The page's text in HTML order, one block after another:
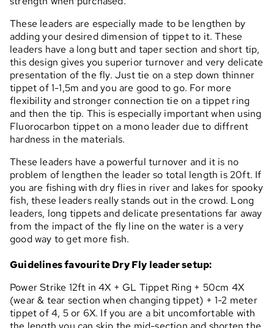
These leaders are especially made to be lengthen by
adding your desired dimension of tippet to it. These
leaders have a long butt and taper section and short tip,
this design gives you superior turnover and very delicate
presentation of the fly. Just tie on a step down thinner
tippet of 1-1,5m and you are good to go. For more
flexibility and stronger connection tie on a tippet ring
and then the tip. This is especially important when using
Fluorocarbon tippet on a mono leader due to diffrent
hardness in the materials.
These leaders have a powerful turnover and it is no
problem of lengthen the leader so total length is 20ft. If
you are fishing with dry flies in river and lakes for spooky
fish, these leaders really stands out in the crowd. Long
leaders, long tippets and delicate presentations far away
from the impact of the fly line on the water is a very
good way to get more fish.
Guidelines favourite Dry Fly leader setup:
Power Strike 12ft in 4X + GL Tippet Ring + 50cm 4X
(wear & tear section when changing tippet) + 1-2 meter
tippet of 4, 5 or 6X. If you are a bit uncomfortable with